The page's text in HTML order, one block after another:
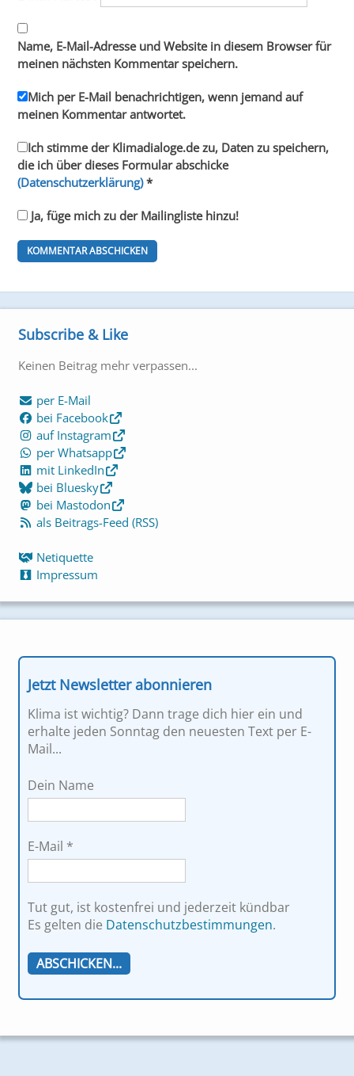
Name, E-Mail-Adresse und Website in diesem Browser für
meinen nächsten Kommentar speichern.
Mich per E-Mail benachrichtigen, wenn jemand auf
meinen Kommentar antwortet.
Ich stimme der Klimadialoge.de zu, Daten zu speichern,
die ich über dieses Formular abschicke
(Datenschutzerklärung) *
Ja, füge mich zu der Mailingliste hinzu!
Subscribe & Like
Keinen Beitrag mehr verpassen...
per E-Mail
bei Facebook
auf Instagram
per Whatsapp
mit LinkedIn
bei Bluesky
bei Mastodon
als Beitrags-Feed (RSS)
Netiquette
Impressum
Jetzt Newsletter abonnieren
Klima ist wichtig? Dann trage dich hier ein und
erhalte jeden Sonntag den neuesten Text per E-
Mail...
Dein Name
E-Mail *
Tut gut, ist kostenfrei und jederzeit kündbar
Es gelten die Datenschutzbestimmungen.